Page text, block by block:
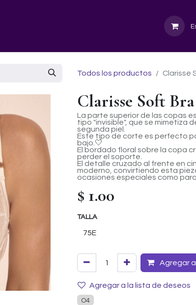
Todos los productos Clarisse
Clarisse Soft Bra
La parte superior de las copas
tipo "invisible", que se mimetiza
segunda piel.
Este tipo de corte es perfecto
bajo.🤍
El bordado floral sobre la copa
perder el soporte.
El detalle cruzado al frente en
moderno, convirtiendo esta
ocasiones especiales como
$ 1.00
TALLA
Agregar
Agregar a la lista de deseos
O4